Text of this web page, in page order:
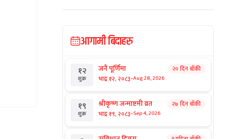
आगामी बिदाहरु
१२
शुक्र
जनै पूर्णिमा
भाद्र १२, २०८३-Aug 28, 2026
२० दिन बाँकी
१९
शुक्र
श्रीकृष्ण जन्माष्टमी व्रत
भाद्र १९, २०८३-Sep 4, 2026
२७ दिन बाँकी